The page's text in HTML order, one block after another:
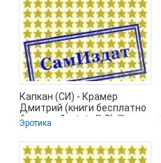
Капкан (СИ) - Крамер
Дмитрий (книги бесплатно
без онлайн .txt, .fb2) 📗
Эротика